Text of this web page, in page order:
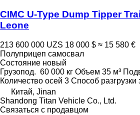
CIMC U-Type Dump Tipper
Leone
213 600 000 UZS 18 000 $ ≈ 15 580 €
Полуприцеп самосвал
Состояние новый
Грузопод. 60 000 кг Объем 35 м³
Количество осей 3 Способ разгрузки
Китай, Jinan
Shandong Titan Vehicle Co., Ltd.
Связаться с продавцом